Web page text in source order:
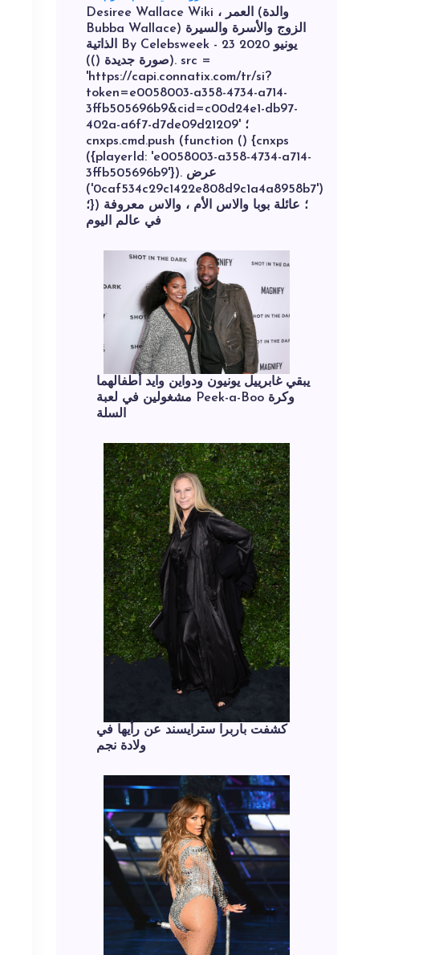
Desiree Wallace Wiki ، العمر (والدة
Bubba Wallace) الزوج والأسرة والسيرة
الذاتية By Celebsweek - 23 يونيو 2020
(صورة جديدة ()). src =
'https://capi.connatix.com/tr/si?
token=e0058003-a358-4734-a714-
3ffb505696b9&cid=c00d24e1-db97-
402a-a6f7-d7de09d21209' ؛
cnxps.cmd.push (function () {cnxps
({playerId: 'e0058003-a358-4734-a714-
3ffb505696b9'}). عرض
('0caf534c29c1422e808d9c1a4a8958b7')
؛}) ؛ عائلة بوبا والاس الأم ، والاس معروفة
في عالم اليوم
يبقي غابرييل يونيون ودواين وايد أطفالهما
مشغولين في لعبة Peek-a-Boo وكرة
السلة
كشفت باربرا سترايسند عن رأيها في
ولادة نجم